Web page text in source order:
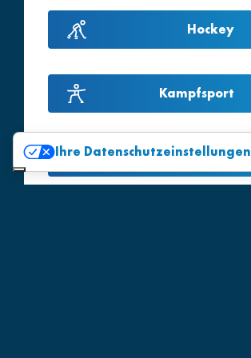
Hockey
Kampfsport
Schach
Ihre Datenschutzeinstellungen